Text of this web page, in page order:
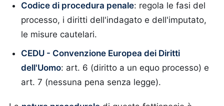
Codice di procedura penale: regola le fasi del
processo, i diritti dell'indagato e dell'imputato,
le misure cautelari.
CEDU - Convenzione Europea dei Diritti
dell'Uomo: art. 6 (diritto a un equo processo) e
art. 7 (nessuna pena senza legge).